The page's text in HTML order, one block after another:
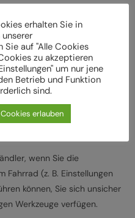
einen Fachbetrieb
den
von einem Fachbetrieb
z. B.
(Nm) für die
wenn Sie die
Fahrrad (z. B. Einstellungen
können, Sie sich unsicher
Werkzeuge verfügen.
erhalten Sie in
Sie auf "Alle Cookies
zu akzeptieren
um nur jene
Betrieb und Funktion
sind.
erlauben